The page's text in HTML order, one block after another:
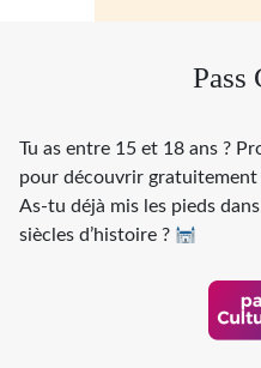
Pass
Tu as entre 15 et 18 ans ?
pour découvrir gratuitement
As-tu déjà mis les pieds
siècles d’histoire ?